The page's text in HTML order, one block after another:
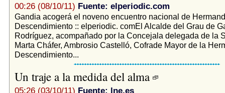
00:26 (08/10/11) Fuente: elperiodic.com
Gandia acogerá el noveno encuentro nacional de
Descendimiento :: elperiodic. comEl Alcalde del Grau de
Rodríguez, acompañado por la Concejala delegada de la
Marta Cháfer, Ambrosio Castelló, Cofrade Mayor de la
Descendimiento...
Un traje a la medida del alma
05:26 (03/10/11) Fuente: lne.es